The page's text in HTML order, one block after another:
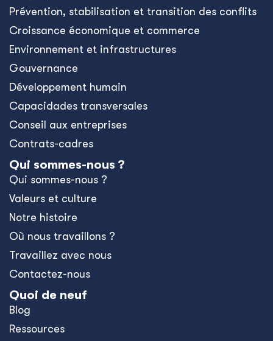
Prévention, stabilisation et transition des conflits
Croissance économique et commerce
Environnement et infrastructures
Gouvernance
Développement humain
Capacidades transversales
Conseil aux entreprises
Contrats-cadres
Qui sommes-nous ?
Qui sommes-nous ?
Valeurs et culture
Notre histoire
Où nous travaillons ?
Travaillez avec nous
Contactez-nous
Quoi de neuf
Blog
Ressources